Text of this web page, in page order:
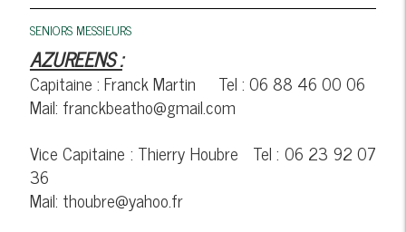
SENIORS MESSIEURS
AZUREENS :
Capitaine : Franck Martin Tel : 06 88 46 00 06
Mail: franckbeatho@gmail.com
Vice Capitaine : Thierry Houbre Tel : 06 23 92 07
36
Mail: thoubre@yahoo.fr